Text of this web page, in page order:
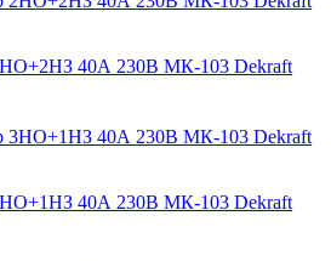
40А 230В МК-103 Dekraft
40А 230В МК-103 Dekraft